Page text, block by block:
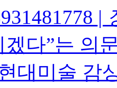
|
겠다”는 의
대미술 감